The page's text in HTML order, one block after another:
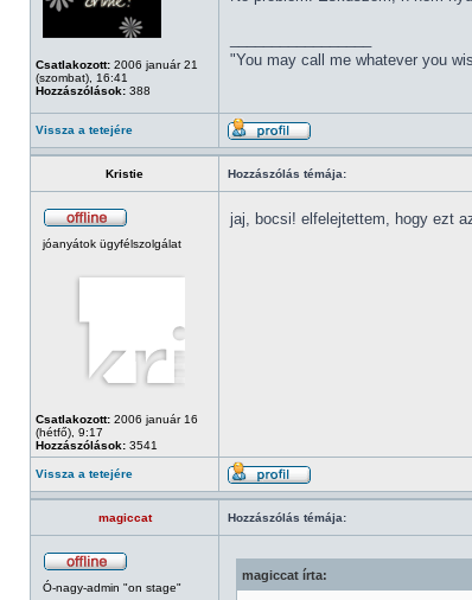
Csatlakozott: 2006 január 21
(szombat), 16:41
Hozzászólások: 388
"You may call me whatever you
Vissza a tetejére
Kristie Hozzászólás témája:
jóanyátok ügyfélszolgálat
Csatlakozott: 2006 január 16
(hétfő), 9:17
Hozzászólások: 3541
jaj, bocsi! elfelejtettem, hogy ezt
Vissza a tetejére
magiccat Hozzászólás témája:
Ó-nagy-admin "on stage"
magiccat írta: